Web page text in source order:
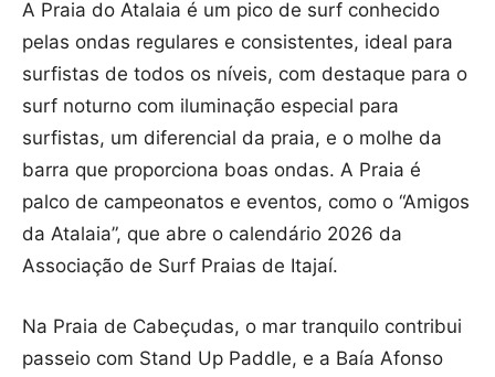
A Praia do Atalaia é um pico de surf conhecido
pelas ondas regulares e consistentes, ideal para
surfistas de todos os níveis, com destaque para o
surf noturno com iluminação especial para
surfistas, um diferencial da praia, e o molhe da
barra que proporciona boas ondas. A Praia é
palco de campeonatos e eventos, como o “Amigos
da Atalaia”, que abre o calendário 2026 da
Associação de Surf Praias de Itajaí.
Na Praia de Cabeçudas, o mar tranquilo contribui
passeio com Stand Up Paddle, e a Baía Afonso